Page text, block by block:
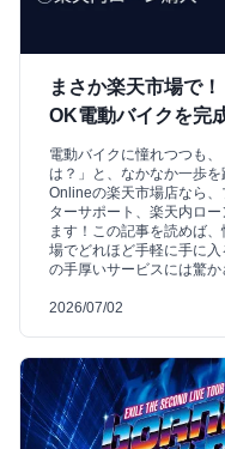
まさか楽天市場で
OK電動バイクを完
電動バイクに憧れつつも
は？」と、なかなか一歩
Onlineの楽天市場店なら
ターサポート、楽天内ロ
ます！この記事を読めば
場でどれほど手軽に手に
の手厚いサービスには驚か
2026/07/02